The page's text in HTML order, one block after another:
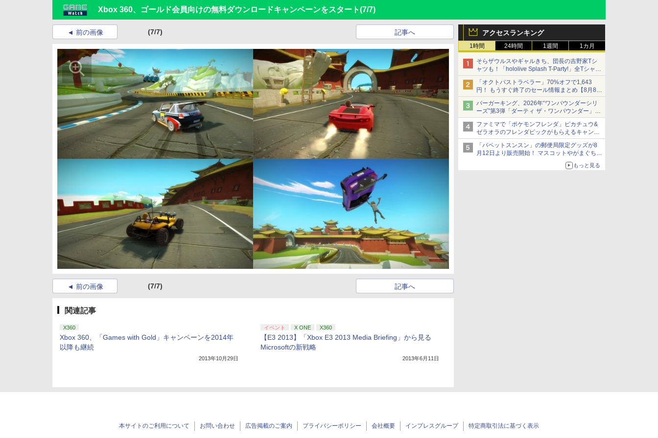
Xbox 360、ゴールド会員向けの無料ダウンロードキャンペーンをスタート(7/7)
アクセスランキング
1時間 24時間 1週間 1カ月
そらザウルスやギャルきち、団長の吉野家Tシ
ャツも！「hololive Splash T-Party!」全Tシャツ
ラインナップ公開＆オンライン販売開始
「オクトパストラベラー」70%オフで1,643
円！ もうすぐ終了のセール情報まとめ【8月8日
更新】
ニンテンドーeショップでは「大神 絶景版」が
67%オフで990円
バーガーキング、2026年“ワンパウンダーシリ
ーズ”第3弾「ダーティ ザ・ワンパウンダー」を
8月7日発売
「特製ガーリックマヨソース」を使用した超大
型チーズバーガー
ファミマで「ポケモンフレンダ」ピカチュウ&
ゼラオラのフレンダピックがもらえるキャンペ
ーン開催！
「パペットスンスン」の郵便局限定グッズが8
月12日より販売開始！ マスコットやがまぐち、
もっと見る
前の画像 (7/7) 記事へ
前の画像 (7/7) 記事へ
関連記事
X360
Xbox 360、「Games with Gold」キャンペーンを2014年
以降も継続
2013年10月29日
イベント X ONE X360
【E3 2013】「Xbox E3 2013 Media Briefing」から見る
Microsoftの新戦略
2013年6月11日
本サイトのご利用について お問い合わせ 広告掲載のご案内 プライバシーポリシー 会社概要 インプレスグループ 特定商取引法に基づく表示